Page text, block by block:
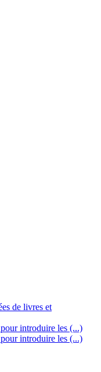
de livres et
introduire les (...)
introduire les (...)